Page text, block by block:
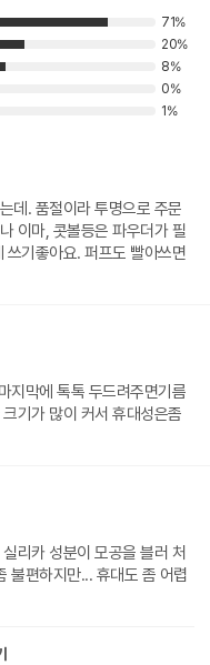
71%
20%
8%
0%
1%
데. 품절이라 투명으로 주문
이마, 콧볼등은 파우더가 필
기좋아요. 퍼프도 빨아쓰면
지막에 톡톡 두드려주면기름
기가 많이 커서 휴대성은좀
리카 성분이 모공을 블러 처
불편하지만... 휴대도 좀 어렵